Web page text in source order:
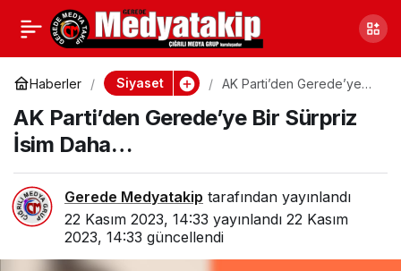
Haberler Siyaset
AK Parti’den Gerede’ye
AK Parti’den Gerede’ye Bir Sürpriz
İsim Daha…
Gerede Medyatakip tarafından yayınlandı
22 Kasım 2023, 14:33 yayınlandı 22 Kasım
2023, 14:33 güncellendi
Türkiye Deri Sanayicileri
Gerede’ye Çıkarma
Yaptı
Paylaş